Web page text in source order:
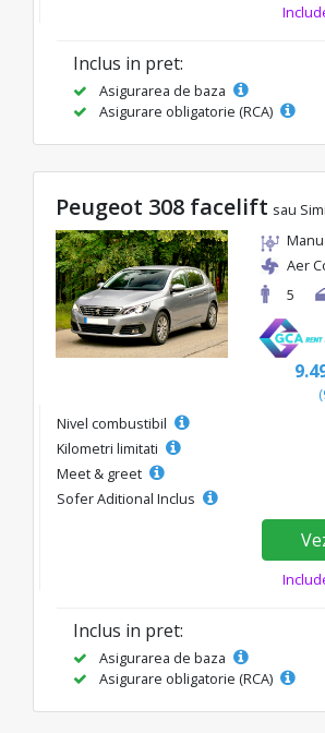
Inclus in pret:
Asigurarea de baza
Asigurare obligatorie (RCA)
Peugeot 308 facelift sau
Aer
5
Nivel combustibil
Kilometri limitati
Meet & greet
Sofer Aditional Inclus
Inclus in pret:
Asigurarea de baza
Asigurare obligatorie (RCA)